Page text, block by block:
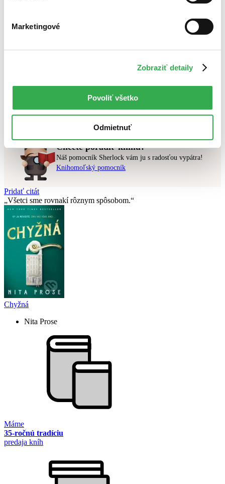
Marketingové
Zobraziť detaily
Povoliť všetko
Odmietnuť
Novinky
Najdrahšie
Najvyššia zľava
Zrušiť filtre
vyhovujúci zadaným podmienkam.
Skúste prosím zmeniť vyhľadávaný výraz.
Chcete poradiť knihu?
Náš pomocník Sherlock vám ju s radosťou vypátra!
Knihomoľský pomocník
Pridať citát
Všetci sme rovnakí rôznym spôsobom.
Chyžná
Nita Prose
Máme
35-ročnú tradíciu
predaja kníh